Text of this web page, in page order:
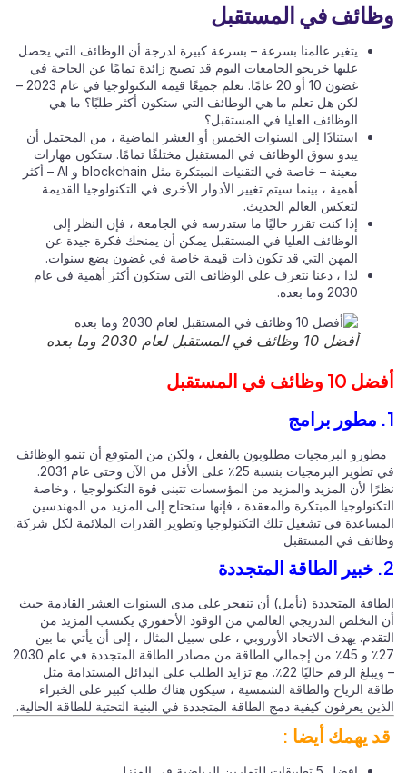
في المستقبل
يتغير عالمنا بسرعة – بسرعة كبيرة لدرجة أن الوظائف التي يحصل
عليها خريجو الجامعات اليوم قد تصبح زائدة تمامًا عن الحاجة في
غضون 10 أو 20 عامًا. نعلم جميعًا قيمة التكنولوجيا في عام 2023 –
لكن هل تعلم ما هي الوظائف التي ستكون أكثر طلبًا؟ ما هي
الوظائف العليا في المستقبل؟
استنادًا إلى السنوات الخمس أو العشر الماضية ، من المحتمل أن
يبدو سوق الوظائف في المستقبل مختلفًا تمامًا. ستكون مهارات
معينة – خاصة في التقنيات المبتكرة مثل blockchain و AI – أكثر
أهمية ، بينما سيتم تغيير الأدوار الأخرى في التكنولوجيا القديمة
لتعكس العالم الحديث.
إذا كنت تقرر حاليًا ما ستدرسه في الجامعة ، فإن النظر إلى
الوظائف العليا في المستقبل يمكن أن يمنحك فكرة جيدة عن
المهن التي قد تكون ذات قيمة خاصة في غضون بضع سنوات.
لذا ، دعنا نتعرف على الوظائف التي ستكون أكثر أهمية في عام
2030 وما بعده.
أفضل 10 وظائف في المستقبل لعام 2030 وما بعده
في المستقبل
البرمجيات مطلوبون بالفعل ، ولكن من المتوقع أن تنمو الوظائف
في تطوير البرمجيات بنسبة 25٪ على الأقل من الآن وحتى عام 2031.
لأن المزيد والمزيد من المؤسسات تتبنى قوة التكنولوجيا ، وخاصة
المبتكرة والمعقدة ، فإنها ستحتاج إلى المزيد من المهندسين
في تشغيل تلك التكنولوجيا وتطوير القدرات الملائمة لكل شركة.
في المستقبل
المتجددة (نأمل) أن تنفجر على مدى السنوات العشر القادمة حيث
التخلص التدريجي العالمي من الوقود الأحفوري يكتسب المزيد من
يهدف الاتحاد الأوروبي ، على سبيل المثال ، إلى أن يأتي ما بين
27٪ و 45٪ من إجمالي الطاقة من مصادر الطاقة المتجددة في عام 2030
– ويبلغ الرقم حاليًا 22٪. مع تزايد الطلب على البدائل المستدامة مثل
الرياح والطاقة الشمسية ، سيكون هناك طلب كبير على الخبراء
يعرفون كيفية دمج الطاقة المتجددة في البنية التحتية للطاقة الحالية.
يهمك أيضا :